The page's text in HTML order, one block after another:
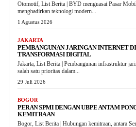
Otomotif, List Berita | BYD menguasai Pasar
menghadirkan teknologi modern...
1 Agustus 2026
JAKARTA
PEMBANGUNAN JARINGAN INTERNET
TRANSFORMASI DIGITAL
Jakarta, List Berita | Pembangunan infrastruktur
salah satu prioritas dalam...
29 Juli 2026
BOGOR
PERAN SPMI DENGAN UBPE ANTAM
KEMITRAAN
Bogor, List Berita | Hubungan kemitraan, antara